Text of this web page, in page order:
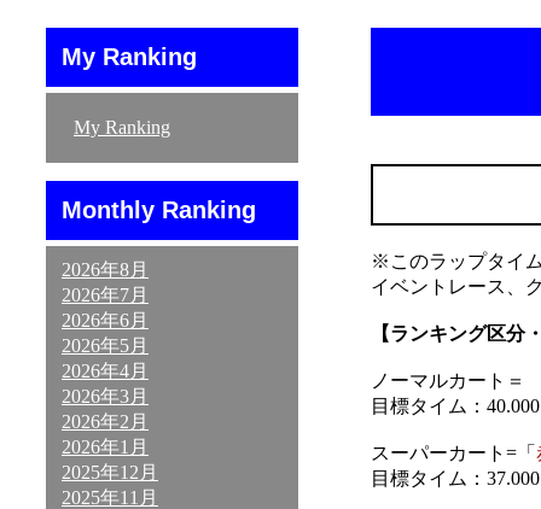
My Ranking
My Ranking
Monthly Ranking
2026年8月
2026年7月
2026年6月
2026年5月
2026年4月
2026年3月
2026年2月
2026年1月
2025年12月
2025年11月
※このラップタイ
イベントレース、
【ランキング区分
ノーマルカート＝
目標タイム：
スーパーカート=「
目標タイム：